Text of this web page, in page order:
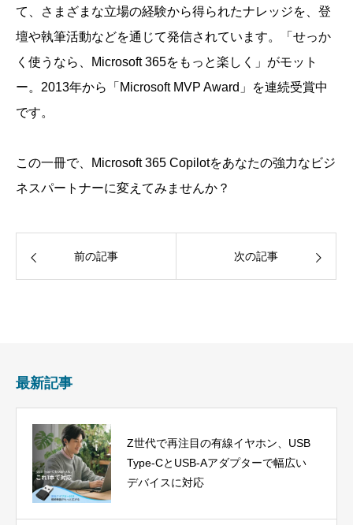
て、さまざまな立場の経験から得られたナレッジを、登
壇や執筆活動などを通じて発信されています。「せっか
く使うなら、Microsoft 365をもっと楽しく」がモット
ー。2013年から「Microsoft MVP Award」を連続受賞中
です。
この一冊で、Microsoft 365 Copilotをあなたの強力なビジ
ネスパートナーに変えてみませんか？
前の記事 次の記事
最新記事
Z世代で再注目の有線イヤホン、USB
Type-CとUSB-Aアダプターで幅広い
デバイスに対応